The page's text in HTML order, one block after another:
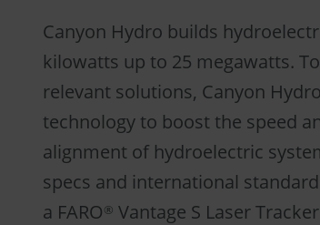
Canyon Hydro builds
kilowatts up to 25 megawatts.
relevant solutions, Canyon
technology to boost the speed
alignment of hydroelectric
specs and international
a FARO® Vantage S Laser